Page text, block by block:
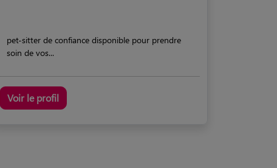
pet-sitter de confiance disponible pour prendre
soin de vos...
Voir le profil